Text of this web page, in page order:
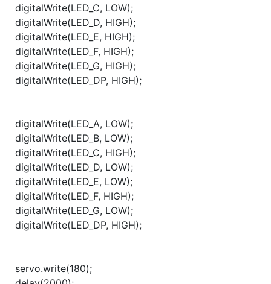
digitalWrite(LED_C, LOW);
digitalWrite(LED_D, HIGH);
digitalWrite(LED_E, HIGH);
digitalWrite(LED_F, HIGH);
digitalWrite(LED_G, HIGH);
digitalWrite(LED_DP, HIGH);
digitalWrite(LED_A, LOW);
digitalWrite(LED_B, LOW);
digitalWrite(LED_C, HIGH);
digitalWrite(LED_D, LOW);
digitalWrite(LED_E, LOW);
digitalWrite(LED_F, HIGH);
digitalWrite(LED_G, LOW);
digitalWrite(LED_DP, HIGH);
servo.write(180);